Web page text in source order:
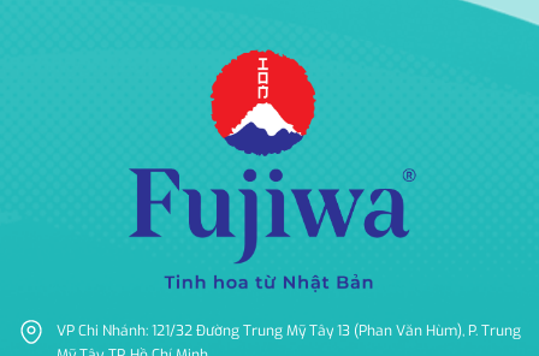
VP Chi Nhánh: 121/32 Đường Trung Mỹ Tây 13 (Phan Văn Hùm), P. Trung